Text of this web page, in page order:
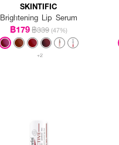
SKINTIFIC
Brightening Lip Serum
฿179฿339 (47%)
+2